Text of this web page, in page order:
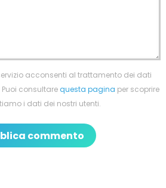
acconsenti al trattamento dei dati
consultarequesta pagina per scoprire
i dati dei nostri utenti.